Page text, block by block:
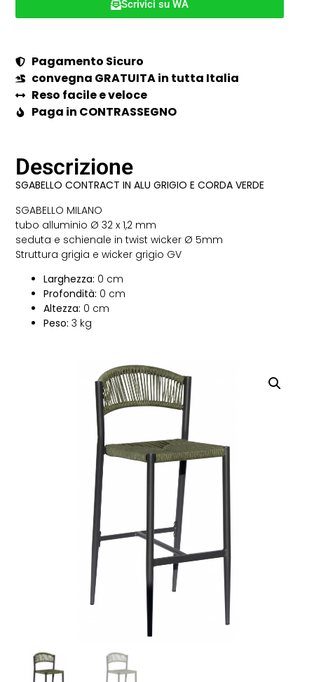
Scrivici su WA
Pagamento Sicuro
convegna GRATUITA in tutta Italia
Reso facile e veloce
Paga in CONTRASSEGNO
Descrizione
SGABELLO CONTRACT IN ALU GRIGIO E CORDA VERDE
SGABELLO MILANO
tubo alluminio Ø 32 x 1,2 mm
seduta e schienale in twist wicker Ø 5mm
Struttura grigia e wicker grigio GV
Larghezza: 0 cm
Profondità: 0 cm
Altezza: 0 cm
Peso: 3 kg